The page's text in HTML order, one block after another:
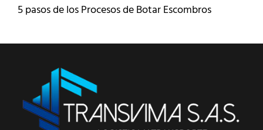
5 pasos de los Procesos de Botar Escombros